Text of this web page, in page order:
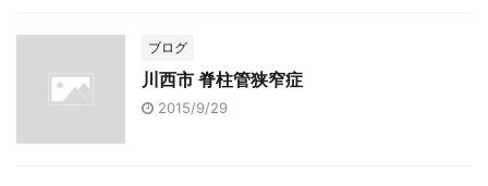
ブログ
川西市 脊柱管狭窄症
2015/9/29